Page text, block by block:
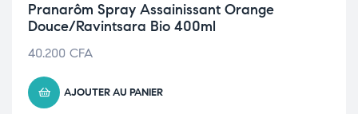
Pranarôm Spray Assainissant Orange
Douce/Ravintsara Bio 400ml
40.200 CFA
AJOUTER AU PANIER